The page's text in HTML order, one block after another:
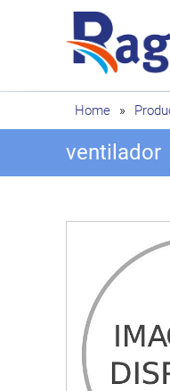
Home »
ventilador